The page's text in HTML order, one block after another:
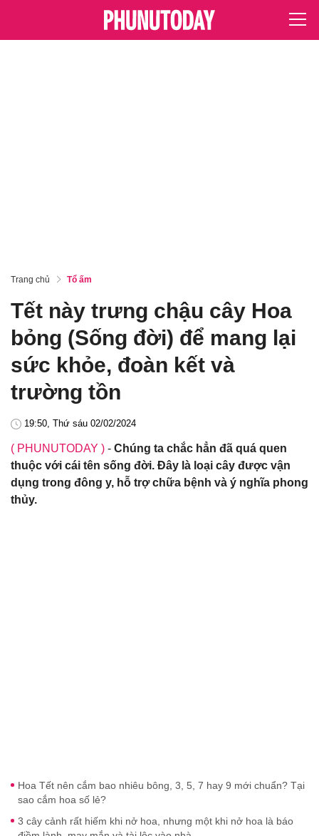
Trang chủ Tổ ấm
Tết này trưng chậu cây Hoa
bỏng (Sống đời) để mang lại
sức khỏe, đoàn kết và
trường tồn
19:50, Thứ sáu 02/02/2024
( PHUNUTODAY ) - Chúng ta chắc hẳn đã quá quen
thuộc với cái tên sống đời. Đây là loại cây được vận
dụng trong đông y, hỗ trợ chữa bệnh và ý nghĩa phong
thủy.
Hoa Tết nên cắm bao nhiêu bông, 3, 5, 7 hay 9 mới chuẩn? Tại
sao cắm hoa số lẻ?
3 cây cảnh rất hiếm khi nở hoa, nhưng một khi nở hoa là báo